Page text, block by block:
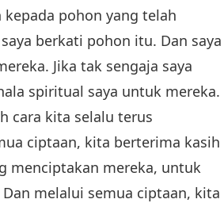
pohon yang telah
berkati pohon itu. Dan saya
Jika tak sengaja saya
spiritual saya untuk mereka.
cara kita selalu terus
ciptaan, kita berterima kasih
menciptakan mereka, untuk
melalui semua ciptaan, kita